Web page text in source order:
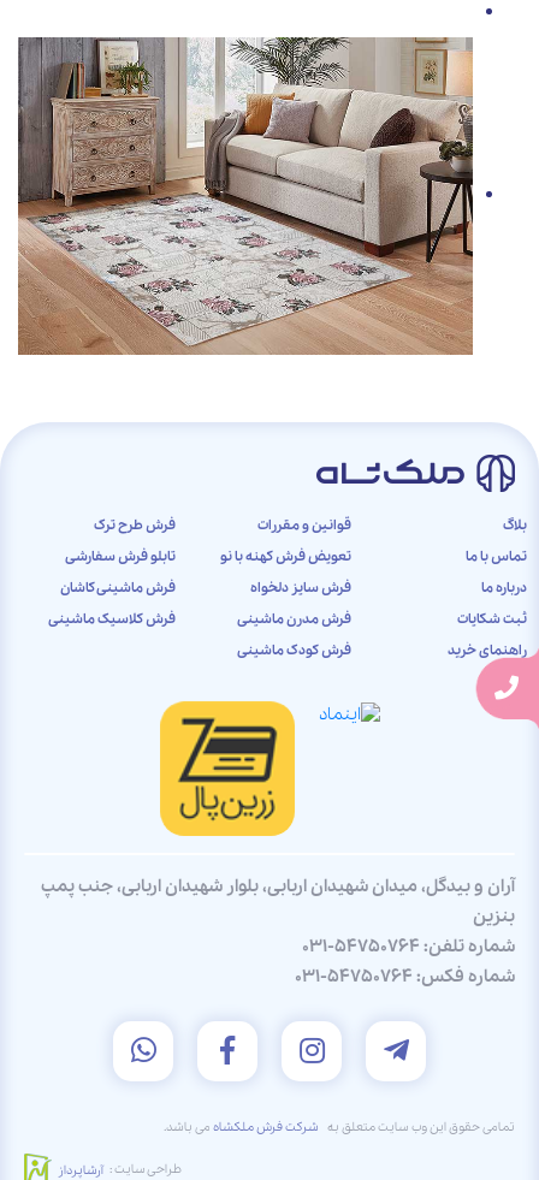
بلاگ
تماس با ما
درباره ما
ثبت شکایات
راهنمای خرید
قوانین و مقررات
تعویض فرش کهنه با نو
فرش سایز دلخواه
فرش مدرن ماشینی
فرش کودک ماشینی
فرش طرح ترک
تابلو فرش سفارشی
فرش ماشینی کاشان
فرش کلاسیک ماشینی
آران و بیدگل، میدان شهیدان اربابی، بلوار شهیدان اربابی، جنب پمپ
بنزین
شماره تلفن: 031-54750764
شماره فکس: 031-54750764
تمامی حقوق این وب سایت متعلق به شرکت فرش ملکشاهمی باشد.
طراحی سایت : آرشاپرداز